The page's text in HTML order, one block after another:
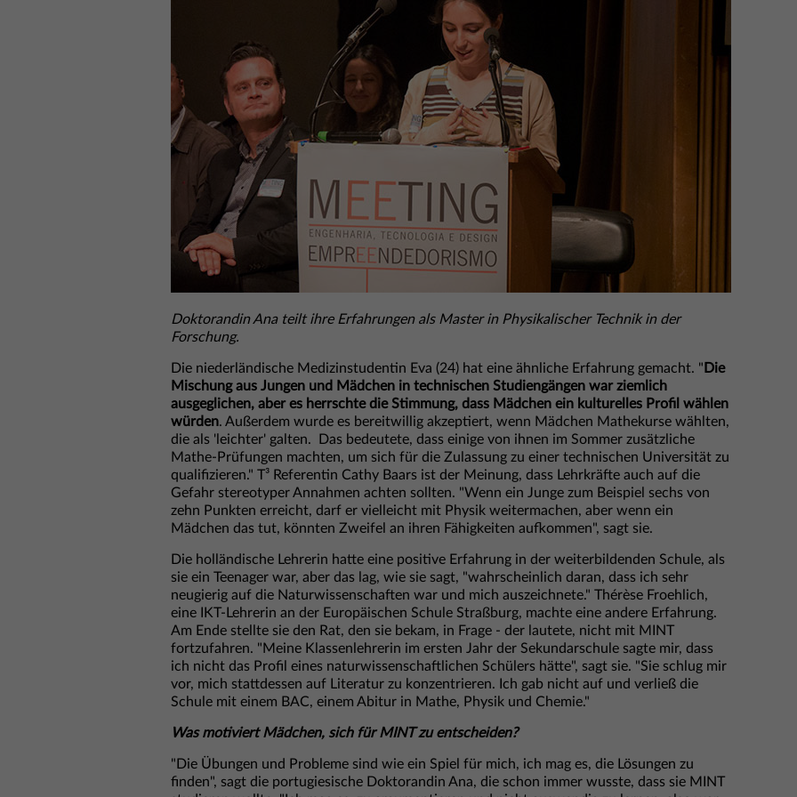
Doktorandin Ana teilt ihre Erfahrungen als Master in Physikalischer Technik in der
Forschung.
Die niederländische Medizinstudentin Eva (24) hat eine ähnliche Erfahrung gemacht. " Die
Mischung aus Jungen und Mädchen in technischen Studiengängen war ziemlich
ausgeglichen, aber es herrschte die Stimmung, dass Mädchen ein kulturelles Profil wählen
würden. Außerdem wurde es bereitwillig akzeptiert, wenn Mädchen Mathekurse wählten,
die als 'leichter' galten. Das bedeutete, dass einige von ihnen im Sommer zusätzliche
Mathe-Prüfungen machten, um sich für die Zulassung zu einer technischen Universität zu
qualifizieren." T³ Referentin Cathy Baars ist der Meinung, dass Lehrkräfte auch auf die
Gefahr stereotyper Annahmen achten sollten. "Wenn ein Junge zum Beispiel sechs von
zehn Punkten erreicht, darf er vielleicht mit Physik weitermachen, aber wenn ein
Mädchen das tut, könnten Zweifel an ihren Fähigkeiten aufkommen", sagt sie.
Die holländische Lehrerin hatte eine positive Erfahrung in der weiterbildenden Schule, als
sie ein Teenager war, aber das lag, wie sie sagt, "wahrscheinlich daran, dass ich sehr
neugierig auf die Naturwissenschaften war und mich auszeichnete." Thérèse Froehlich,
eine IKT-Lehrerin an der Europäischen Schule Straßburg, machte eine andere Erfahrung.
Am Ende stellte sie den Rat, den sie bekam, in Frage - der lautete, nicht mit MINT
fortzufahren. "Meine Klassenlehrerin im ersten Jahr der Sekundarschule sagte mir, dass
ich nicht das Profil eines naturwissenschaftlichen Schülers hätte", sagt sie. "Sie schlug mir
vor, mich stattdessen auf Literatur zu konzentrieren. Ich gab nicht auf und verließ die
Schule mit einem BAC, einem Abitur in Mathe, Physik und Chemie."
Was motiviert Mädchen, sich für MINT zu entscheiden?
"Die Übungen und Probleme sind wie ein Spiel für mich, ich mag es, die Lösungen zu
finden", sagt die portugiesische Doktorandin Ana, die schon immer wusste, dass sie MINT